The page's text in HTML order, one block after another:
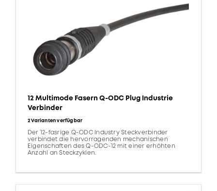
12 Multimode Fasern Q-ODC Plug Industrie
Verbinder
2 Varianten verfügbar
Der 12-fasrige Q-ODC Industry Steckverbinder
verbindet die hervorragenden mechanischen
Eigenschaften des Q-ODC-12 mit einer erhöhten
Anzahl an Steckzyklen.